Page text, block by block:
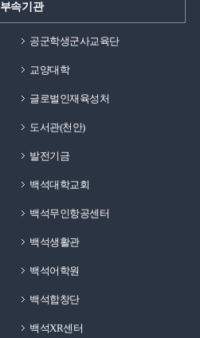
부속기관
공군학생군사교육단
교양대학
글로벌인재육성처
도서관(천안)
발전기금
백석대학교회
백석무인항공센터
백석생활관
백석어학원
백석합창단
백석XR센터